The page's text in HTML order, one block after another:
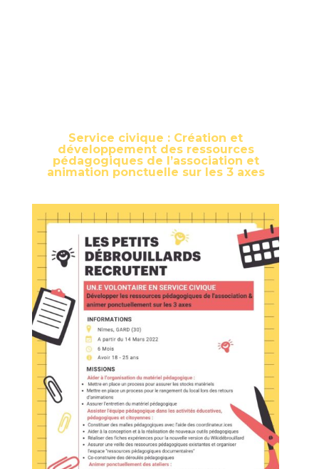
Service civique : Création et
développement des ressources
pédagogiques de l’association et
animation ponctuelle sur les 3 axes